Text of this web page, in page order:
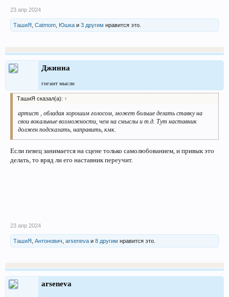
23 апр 2024
ТашиЯ Catmom Юшка и 3 другим нравится это.
Джинна
гигант мысли
ТашиЯ сказал(а): ↑
артист , обладая хорошим голосом, может больше делать ставку на
свои вокальные возможности, чем на смыслы и т.д. Тут наставник
должен подсказать, направить, кмк.
Если певец занимается на сцене только самолюбованием, и привык это
делать, то вряд ли его наставник переучит.
23 апр 2024
ТашиЯ Антонович arseneva и 8 другим нравится это.
arseneva